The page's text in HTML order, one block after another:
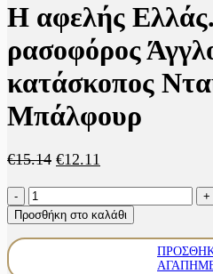
Η αφελής
ρασοφόρος
κατάσκοπος
Μπάλφουρ
€15.14 Original
€15.14.
€12.11
είναι:
€12.11.
Η
αφελής
Ελλάς.
Ο
Προσθήκη στο καλάθι